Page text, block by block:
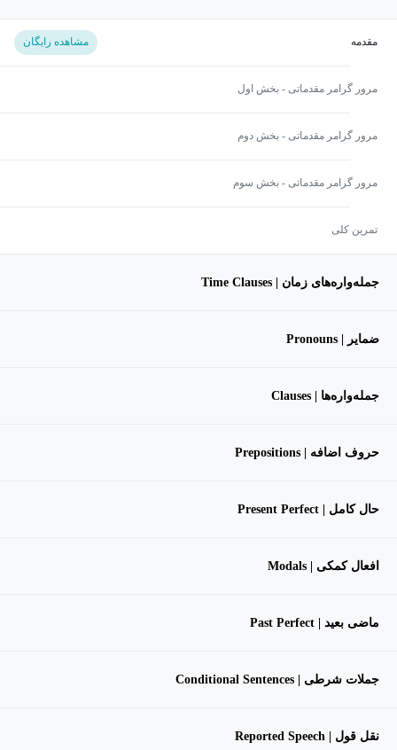
مقدمه مشاهده رایگان
مرور گرامر مقدماتی - بخش اول
مرور گرامر مقدماتی - بخش دوم
مرور گرامر مقدماتی - بخش سوم
تمرین کلی
جمله‌واره‌های زمان | Time Clauses
ضمایر | Pronouns
جمله‌واره‌ها | Clauses
حروف اضافه | Prepositions
حال کامل | Present Perfect
افعال کمکی | Modals
ماضی بعید | Past Perfect
جملات شرطی | Conditional Sentences
نقل قول | Reported Speech